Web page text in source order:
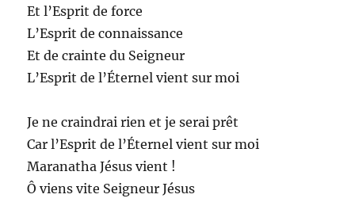
Et l’Esprit de force
L’Esprit de connaissance
Et de crainte du Seigneur
L’Esprit de l’Éternel vient sur moi
Je ne craindrai rien et je serai prêt
Car l’Esprit de l’Éternel vient sur moi
Maranatha Jésus vient !
Ô viens vite Seigneur Jésus